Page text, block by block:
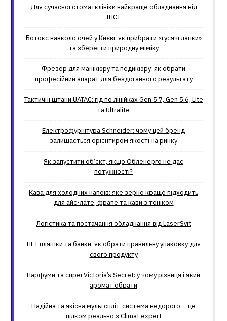
Для сучасної стоматклініки найкраще обладнання від
ІПСТ
Ботокс навколо очей у Києві: як прибрати «гусячі лапки»
та зберегти природну міміку
Фрезер для манікюру та педикюру: як обрати
професійний апарат для бездоганного результату
Тактичні штани UATAC: гід по лінійках Gen 5.7, Gen 5.6, Lite
та Ultralite
Електрофурнітура Schneider: чому цей бренд
залишається орієнтиром якості на ринку
Як запустити об’єкт, якщо Обленерго не дає
потужності?
Кава для холодних напоїв: яке зерно краще підходить
для айс-лате, фрапе та кави з тоніком
Логістика та постачання обладнання від LaserSvit
ПЕТ пляшки та банки: як обрати правильну упаковку для
свого продукту
Парфуми та спреї Victoria’s Secret: у чому різниця і який
аромат обрати
Надійна та якісна мультспліт-система недорого – це
цілком реально з Climat.еxpert